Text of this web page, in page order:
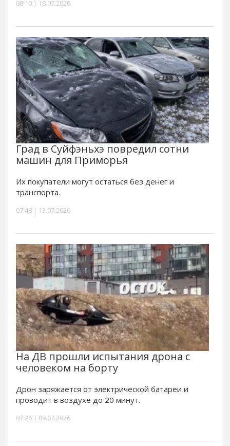
08:10 | 18.07.2026
Град в Суйфэньхэ повредил сотни
машин для Приморья
Их покупатели могут остаться без денег и
транспорта.
07:48 | 13.07.2026
На ДВ прошли испытания дрона с
человеком на борту
Дрон заряжается от электрической батареи и
проводит в воздухе до 20 минут.
07:26 | 09.07.2026